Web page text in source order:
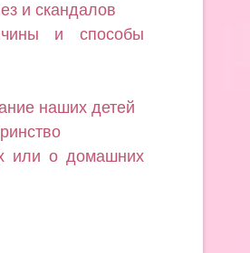
и скандалов
и способы
наших детей
или о домашних